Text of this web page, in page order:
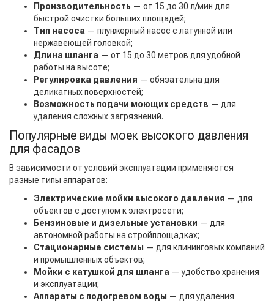
Производительность — от 15 до 30 л/мин для
быстрой очистки больших площадей;
Тип насоса — плунжерный насос с латунной или
нержавеющей головкой;
Длина шланга — от 15 до 30 метров для удобной
работы на высоте;
Регулировка давления — обязательна для
деликатных поверхностей;
Возможность подачи моющих средств — для
удаления сложных загрязнений.
Популярные виды моек высокого давления
для фасадов
В зависимости от условий эксплуатации применяются
разные типы аппаратов:
Электрические мойки высокого давления — для
объектов с доступом к электросети;
Бензиновые и дизельные установки — для
автономной работы на стройплощадках;
Стационарные системы — для клининговых компаний
и промышленных объектов;
Мойки с катушкой для шланга — удобство хранения
и эксплуатации;
Аппараты с подогревом воды — для удаления